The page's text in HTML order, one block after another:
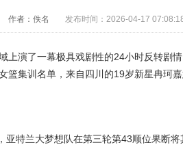
作者：佚名 发布时间：2026-04-17
上演了一幕极具戏剧性的24小时反转剧
篮集训名单，来自四川的19岁新星冉珂嘉
特兰大梦想队在第三轮第43顺位果断将